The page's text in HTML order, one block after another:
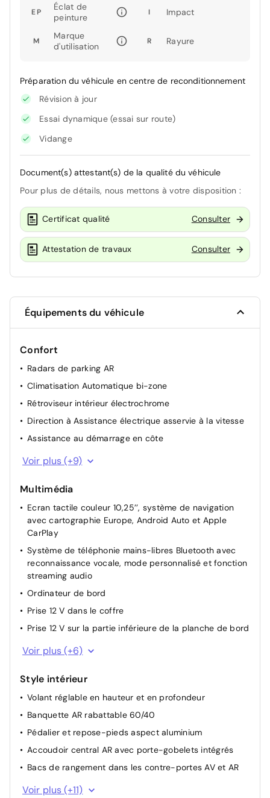
EP
Éclat de
peinture
I Impact
M
Marque
d'utilisation
R Rayure
Préparation du véhicule en centre de reconditionnement
Révision à jour
Essai dynamique (essai sur route)
Vidange
Document(s) attestant(s) de la qualité du véhicule
Pour plus de détails, nous mettons à votre disposition :
Certificat qualité Consulter
Attestation de travaux Consulter
Équipements du véhicule
Confort
Radars de parking AR
Climatisation Automatique bi-zone
Rétroviseur intérieur électrochrome
Direction à Assistance électrique asservie à la vitesse
Assistance au démarrage en côte
Spots de lecture AV et AR
Lève-vitres AV et AR électriques, séquentiels et anti-
pincement
Compartiment range-lunettes
Projecteurs AV à technologie dite de "projection"
Sélecteur de conduite DRIVE MODE (Normal ou Sport)
Rétroviseurs extérieurs rabattables électriquement
capteur de mouvement
Pack Confort: Siège conducteur réglable en hauteur
Voir plus (+9)
Multimédia
Ecran tactile couleur 10,25’’, système de navigation
avec cartographie Europe, Android Auto et Apple
CarPlay
Système de téléphonie mains-libres Bluetooth avec
reconnaissance vocale, mode personnalisé et fonction
streaming audio
Ordinateur de bord
Prise 12 V dans le coffre
Prise 12 V sur la partie inférieure de la planche de bord
Radio numérique DAB
Prise USB sur la partie inférieure de la planche de bord
Prise USB à l’AR
Connectique USB à charge rapide à l'AV
Connectique USB à charge rapide à l'AR
Voir plus (+6)
Style intérieur
Volant réglable en hauteur et en profondeur
Banquette AR rabattable 60/40
Pédalier et repose-pieds aspect aluminium
Accoudoir central AR avec porte-gobelets intégrés
Bacs de rangement dans les contre-portes AV et AR
Sièges AV à réglage lombaire électrique
Voir plus (+11)